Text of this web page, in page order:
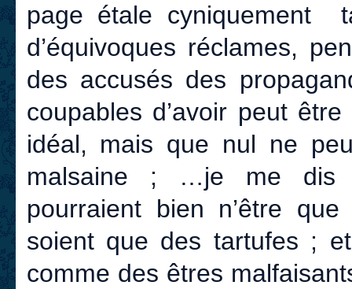
page étale cyniquement
d’équivoques réclames,
des accusés des
coupables d’avoir peut
idéal, mais que nul ne
malsaine ; …je me dis
pourraient bien n’être
soient que des tartufes ;
comme des êtres